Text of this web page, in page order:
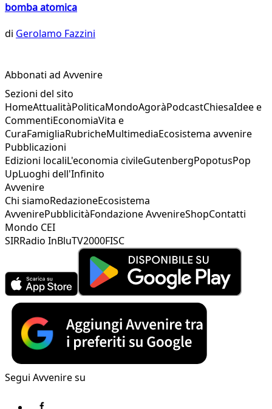
bomba atomica
di Gerolamo Fazzini
Abbonati ad Avvenire
Sezioni del sito
HomeAttualitàPoliticaMondoAgoràPodcastChiesaIdee e
CommentiEconomiaVita e
CuraFamigliaRubricheMultimediaEcosistema avvenire
Pubblicazioni
Edizioni localiL'economia civileGutenbergPopotusPop
UpLuoghi dell'Infinito
Avvenire
Chi siamoRedazioneEcosistema
AvvenirePubblicitàFondazione AvvenireShopContatti
Mondo CEI
SIRRadio InBluTV2000FISC
Segui Avvenire su